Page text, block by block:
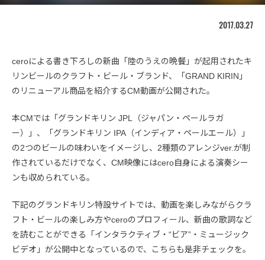
2017.03.27
ceroによる書き下ろしの新曲「陸のうえの晩餐」が起用されたキ
リンビールのクラフト・ビール・ブランド、「GRAND KIRIN」
のリニューアル商品を紹介するCM動画が公開された。
本CMでは「グランドキリン JPL（ジャパン・ペールラガ
ー）」、「グランドキリン IPA（インディア・ペールエール）」
の2つのビールの味わいをイメージし、2種類のアレンジver.が制
作されているだけでなく、CM映像にはcero自身による演奏シー
ンも収められている。
下記のグランドキリン特設サイトでは、動画を楽しみながらクラ
フト・ビールの楽しみ方やceroのプロフィール、新曲の歌詞など
を読むことができる「インタラクティブ・“ビア”・ミュージック
ビデオ」が公開中となっているので、こちらも是非チェックを。